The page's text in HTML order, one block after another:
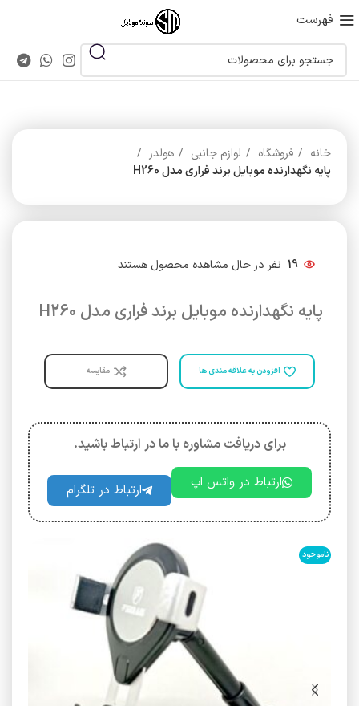
فهرست
خانه فروشگاه لوازم جانبی
هولدر
پایه نگهدارنده موبایل برند فراری مدل H260
19 نفر در حال مشاهده محصول هستند
پایه نگهدارنده موبایل برند فراری مدل H260
افزودن به علاقه مندی ها مقایسه
برای دریافت مشاوره با ما در ارتباط باشید.
ارتباط در واتس اپ ارتباط در تلگرام
ناموجود